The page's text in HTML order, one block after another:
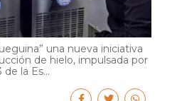
una nueva iniciativa
de hielo, impulsada por
la Es...